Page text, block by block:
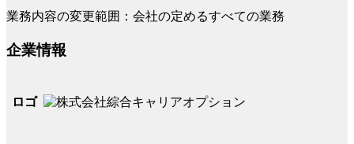
業務内容の変更範囲：会社の定めるすべての業務
企業情報
ロゴ